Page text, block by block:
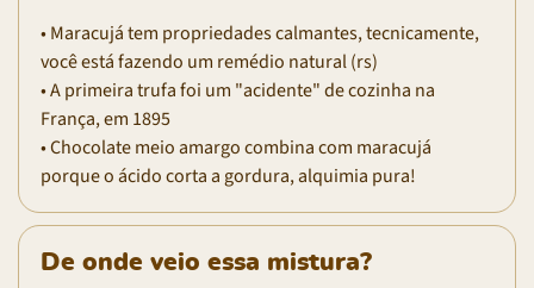
• Maracujá tem propriedades calmantes, tecnicamente,
você está fazendo um remédio natural (rs)
• A primeira trufa foi um "acidente" de cozinha na
França, em 1895
• Chocolate meio amargo combina com maracujá
porque o ácido corta a gordura, alquimia pura!
De onde veio essa mistura?